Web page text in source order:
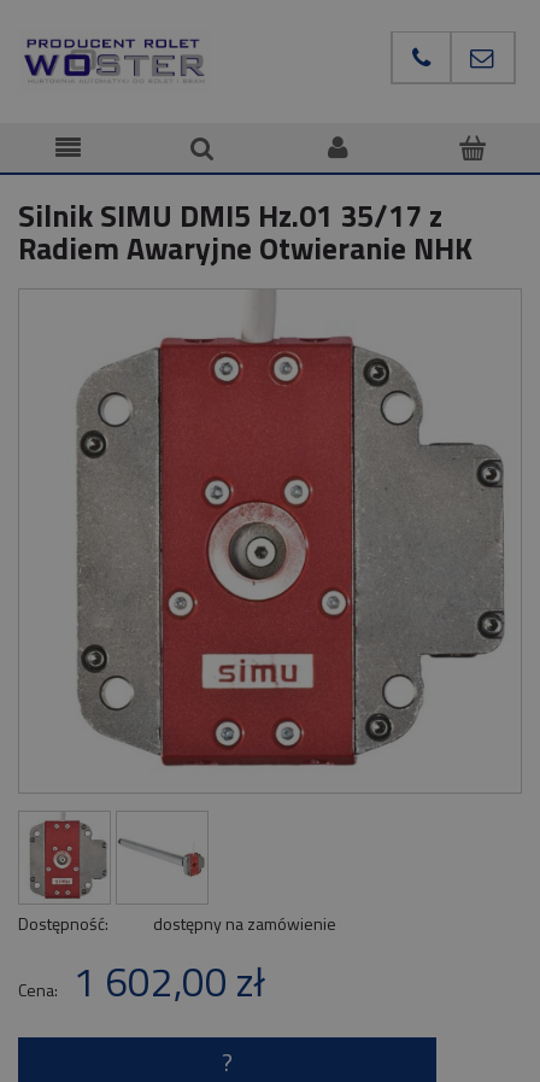
Silnik SIMU DMI5 Hz.01 35/17 z
Radiem Awaryjne Otwieranie NHK
Dostępność: dostępny na zamówienie
Cena: 1 602,00 zł
?